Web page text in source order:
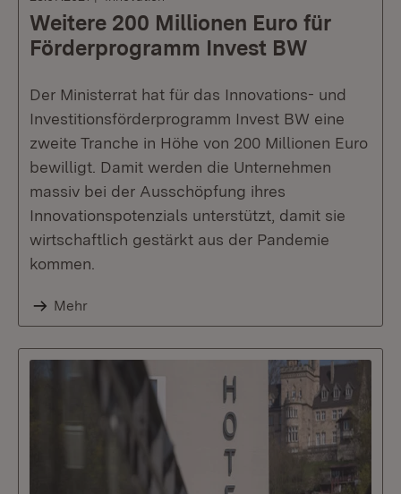
Weitere 200 Millionen Euro für
Förderprogramm Invest BW
Der Ministerrat hat für das Innovations- und
Investitionsförderprogramm Invest BW eine
zweite Tranche in Höhe von 200 Millionen Euro
bewilligt. Damit werden die Unternehmen
massiv bei der Ausschöpfung ihres
Innovationspotenzials unterstützt, damit sie
wirtschaftlich gestärkt aus der Pandemie
kommen.
Mehr